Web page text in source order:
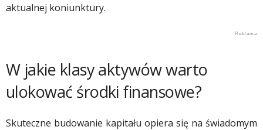
aktualnej koniunktury.
W jakie klasy aktywów warto
ulokować środki finansowe?
Skuteczne budowanie kapitału opiera się na świadomym